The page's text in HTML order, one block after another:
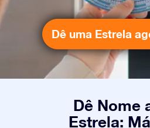
Dê uma Estrela
Dê Nome
Estrela: